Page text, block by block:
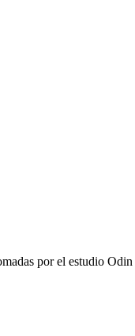
por el estudio